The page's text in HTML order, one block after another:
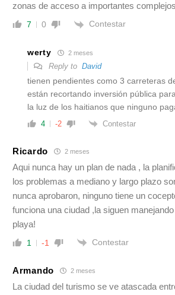
zonas de acceso a importantes
7 0 Contestar
werty 2 meses
Reply to David
tienen pendientes como 3 carreteras
están recortando inversión pública
la luz de los haitianos que ninguno
4 -2 Contestar
Ricardo 2 meses
Aqui nunca hay un plan de nada , la
los problemas a mediano y largo plazo
nunca aprobaron, ninguno tiene un
funciona una ciudad ,la siguen
playa!
1 -1 Contestar
Armando 2 meses
La ciudad del turismo se ve atascada